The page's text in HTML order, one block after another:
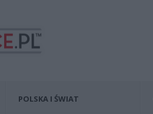
POLSKA I ŚWIAT